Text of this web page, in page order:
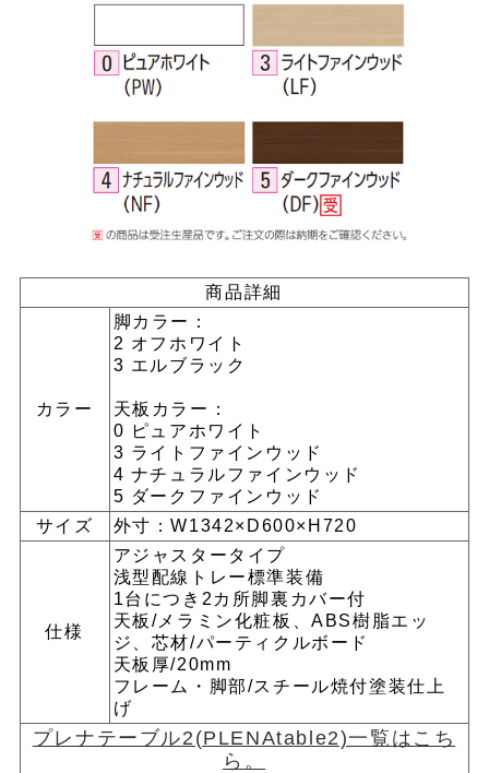
商品詳細
カラー
脚カラー：
2 オフホワイト
3 エルブラック
天板カラー：
0 ピュアホワイト
3 ライトファインウッド
4 ナチュラルファインウッド
5 ダークファインウッド
サイズ
外寸：W1342×D600×H720
仕様
アジャスタータイプ
浅型配線トレー標準装備
1台につき2カ所脚裏カバー付
天板/メラミン化粧板、ABS樹脂エッ
ジ、芯材/パーティクルボード
天板厚/20mm
フレーム・脚部/スチール焼付塗装仕上
げ
プレナテーブル2(PLENAtable2)一覧はこち
ら。